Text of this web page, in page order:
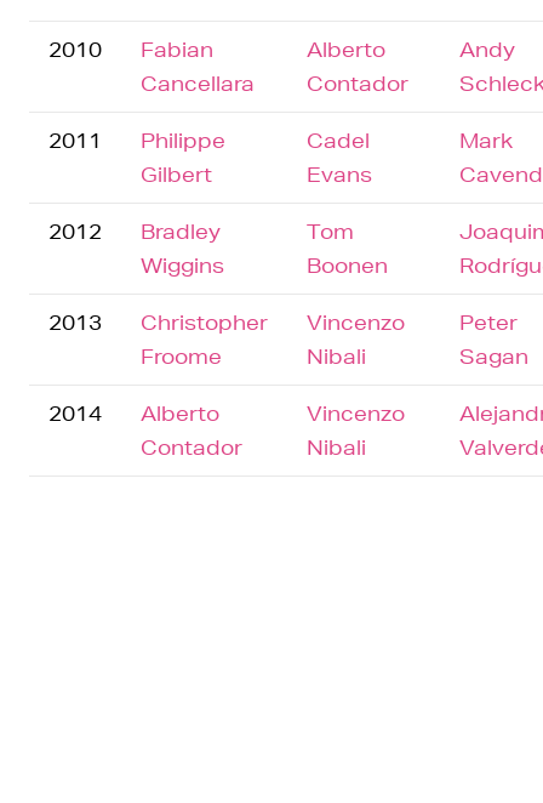
2010
Fabian
Cancellara
Alberto
Contador
Andy
2011
Philippe
Gilbert
Cadel
Evans
Mark
2012
Bradley
Wiggins
Tom
Boonen
2013
Christopher
Froome
Vincenzo
Nibali
Peter
Sagan
2014
Alberto
Contador
Vincenzo
Nibali